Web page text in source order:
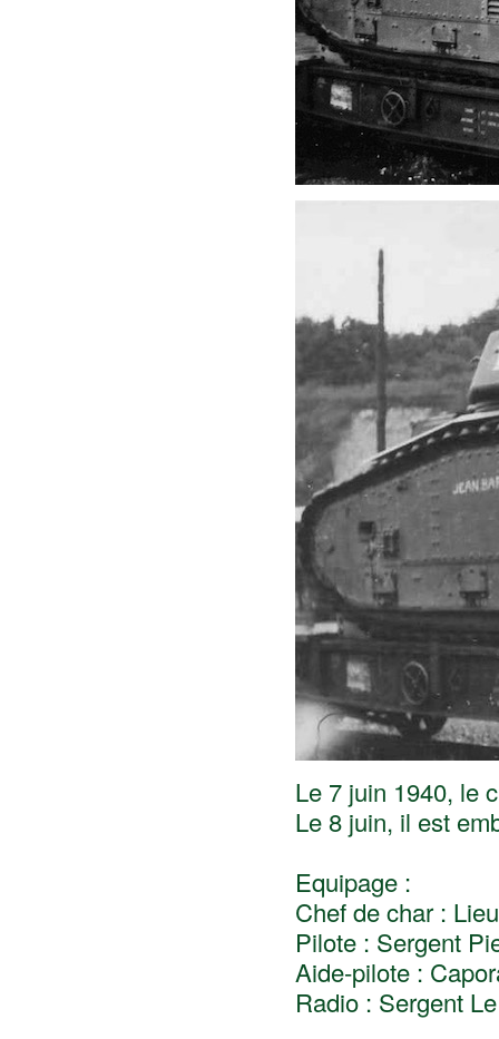
Le 7 juin 1940, le
Le 8 juin, il est
Equipage :
Chef de char :
Pilote : Sergent
Aide-pilote :
Radio : Sergent